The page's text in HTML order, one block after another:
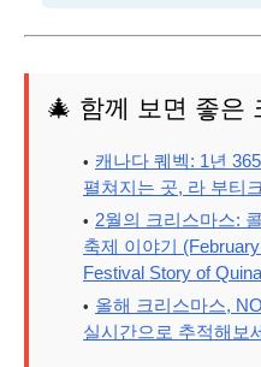
🎄 함께 보면 좋은
캐나다 퀘벡: 1년
펼쳐지는 곳, 라 부티
2월의 크리스마스:
축제 이야기
Festival Story of
올해 크리스마스,
실시간으로 추적해보